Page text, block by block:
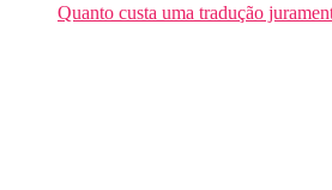
Quanto custa uma tradução